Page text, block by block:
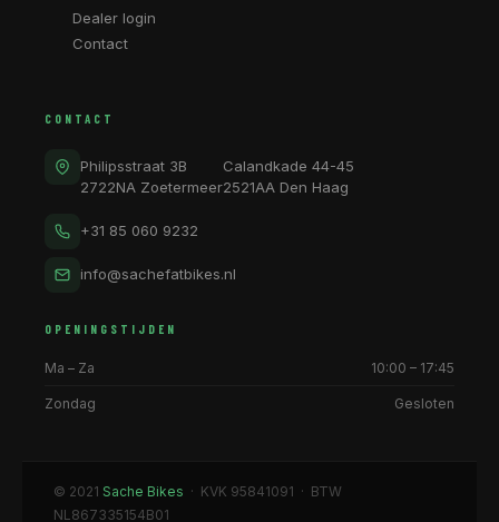
Dealer login
Contact
CONTACT
Philipsstraat 3B
2722NA Zoetermeer
Calandkade 44-45
2521AA Den Haag
+31 85 060 9232
info@sachefatbikes.nl
OPENINGSTIJDEN
Ma – Za 10:00 – 17:45
Zondag Gesloten
© 2021 Sache Bikes · KVK 95841091 · BTW
NL867335154B01